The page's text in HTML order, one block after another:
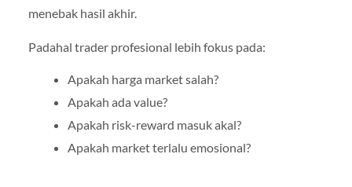
menebak hasil akhir.
Padahal trader profesional lebih fokus pada:
Apakah harga market salah?
Apakah ada value?
Apakah risk-reward masuk akal?
Apakah market terlalu emosional?